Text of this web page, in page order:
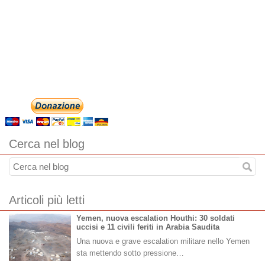
Cerca nel blog
Articoli più letti
Yemen, nuova escalation Houthi: 30 soldati
uccisi e 11 civili feriti in Arabia Saudita
Una nuova e grave escalation militare nello Yemen
sta mettendo sotto pressione…